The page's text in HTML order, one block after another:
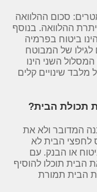
סכום ההלוואה
ההלוואה. בנוסף
ביטוח בפרמיה
של המבוטח
השני הינו
שינויים קלים
תכולת הבית?
המדובר ולא את
לחפצי הבית לא
או הבנק. עם
הבית תוכלו להוסיף
הבית תמורת